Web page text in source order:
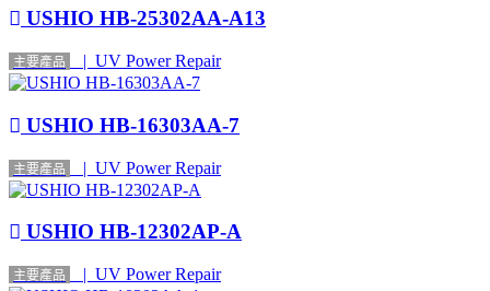
USHIO HB-25302AA-A13
主要產品 | UV Power Repair
USHIO HB-16303AA-7
主要產品 | UV Power Repair
USHIO HB-12302AP-A
主要產品 | UV Power Repair